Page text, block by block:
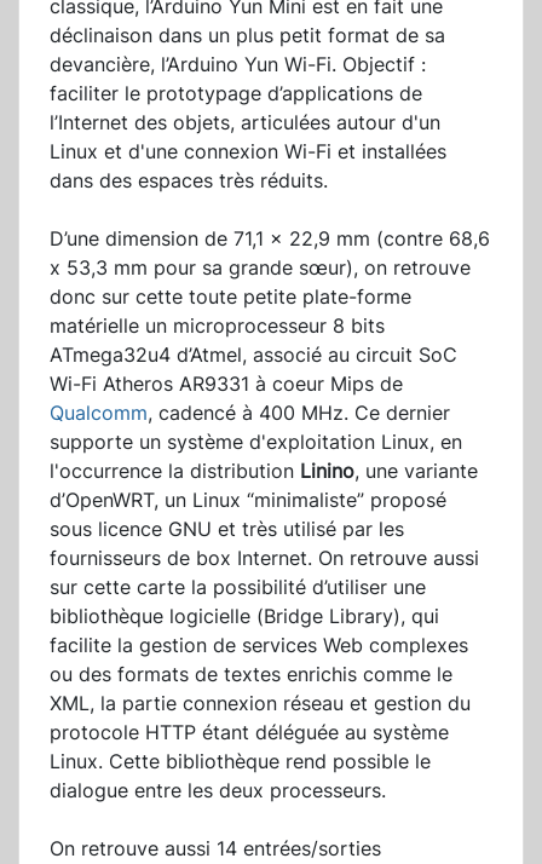
classique, l’Arduino Yun Mini est en fait une
déclinaison dans un plus petit format de sa
devancière, l’Arduino Yun Wi-Fi. Objectif :
faciliter le prototypage d’applications de
l’Internet des objets, articulées autour d'un
Linux et d'une connexion Wi-Fi et installées
dans des espaces très réduits.
D’une dimension de 71,1 x 22,9 mm (contre 68,6
x 53,3 mm pour sa grande sœur), on retrouve
donc sur cette toute petite plate-forme
matérielle un microprocesseur 8 bits
ATmega32u4 d’Atmel, associé au circuit SoC
Wi-Fi Atheros AR9331 à coeur Mips de
Qualcomm, cadencé à 400 MHz. Ce dernier
supporte un système d'exploitation Linux, en
l'occurrence la distribution Linino, une variante
d’OpenWRT, un Linux “minimaliste” proposé
sous licence GNU et très utilisé par les
fournisseurs de box Internet. On retrouve aussi
sur cette carte la possibilité d’utiliser une
bibliothèque logicielle (Bridge Library), qui
facilite la gestion de services Web complexes
ou des formats de textes enrichis comme le
XML, la partie connexion réseau et gestion du
protocole HTTP étant déléguée au système
Linux. Cette bibliothèque rend possible le
dialogue entre les deux processeurs.
On retrouve aussi 14 entrées/sorties